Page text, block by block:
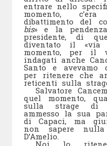
entrare nello
momento,
dibattimento del
bis» e la
presidente, di
diventato il «via
momento, per il
indagati anche
Santo e
per ritenere che
reticenti sulla
Salvatore
quel momento,
sulla strage di
ammesso la sua
di Capaci, ma
non sapere
D’Amelio.
Noi lo